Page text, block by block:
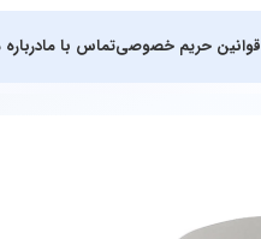
قوانین حریم خصوصیتماس با ما